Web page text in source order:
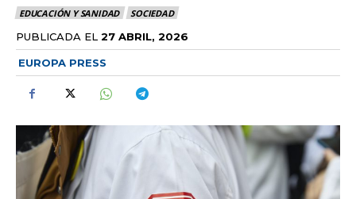
EDUCACIÓN Y SANIDAD SOCIEDAD
PUBLICADA EL 27 ABRIL, 2026
EUROPA PRESS